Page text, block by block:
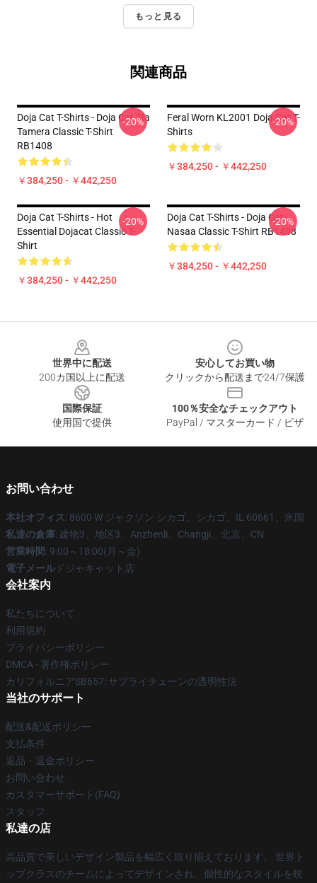
もっと見る
関連商品
Doja Cat T-Shirts - Doja Cat TIa
Tamera Classic T-Shirt
RB1408
￥384,250 - ￥442,250
-20%
Feral Worn KL2001 Doja Cat T-
Shirts
￥384,250 - ￥442,250
-20%
Doja Cat T-Shirts - Hot
Essential Dojacat Classic T-
Shirt
￥384,250 - ￥442,250
-20%
Doja Cat T-Shirts - Doja Cat
Nasaa Classic T-Shirt RB1408
￥384,250 - ￥442,250
-20%
世界中に配送
200カ国以上に配送
安心してお買い物
クリックから配送まで24/7保護
国際保証
使用国で提供
100％安全なチェックアウト
PayPal / マスターカード / ビザ
お問い合わせ
本社オフィス: 8600 W ジャクソン シカゴ、シカゴ、IL 60661、米国
私達の倉庫: 建物3、地区3、Anzhenli、Changji、北京、CN
営業時間: 9:00～18:00(月～金)
電子メール ドジャキャット店
会社案内
私たちについて
利用規約
プライバシーポリシー
DMCA - 著作権ポリシー
カリフォルニアSB657: サプライチェーンの透明性法
当社のサポート
配送&配送ポリシー
支払条件
返品・返金ポリシー
お問い合わせ
カスタマーサポート(FAQ)
スタッフ
私達の店
高品質で美しいデザイン製品を幅広く取り揃えております。 世界ト
ップクラスのチームによってデザインされ、個性的なスタイルを映